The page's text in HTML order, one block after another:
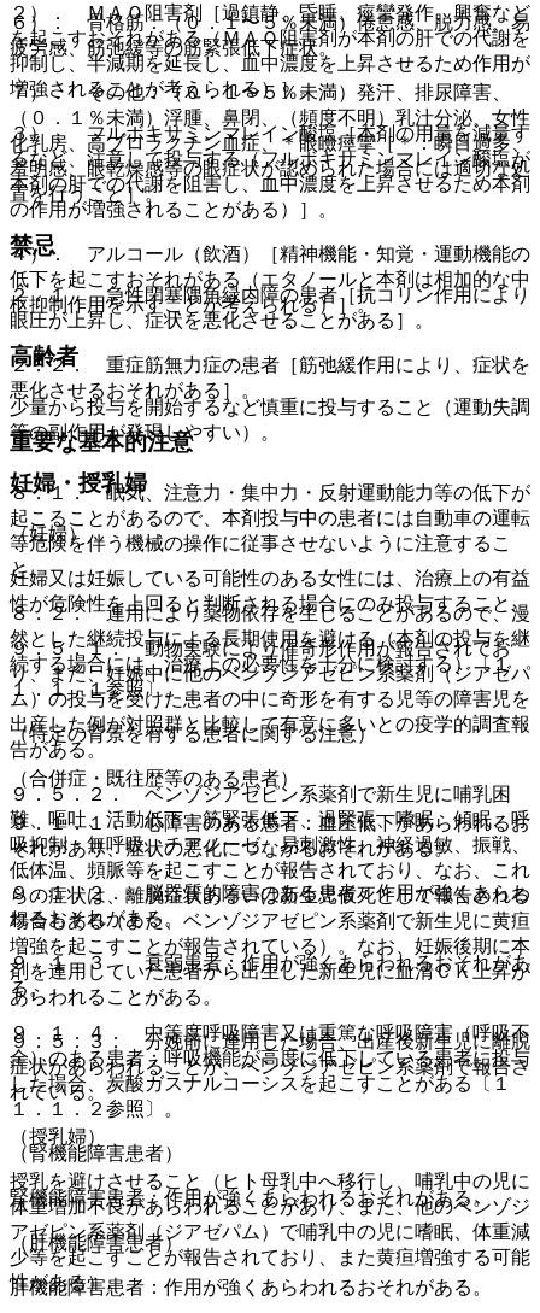
２）． ＭＡＯ阻害剤［過鎮静、昏睡、痙攣発作、興奮など
を起こすおそれがある（ＭＡＯ阻害剤が本剤の肝での代謝を
抑制し、半減期を延長し、血中濃度を上昇させるため作用が
増強されることが考えられる）］。
３）． フルボキサミンマレイン酸塩［本剤の用量を減量す
るなど、注意して投与する（フルボキサミンマレイン酸塩が
本剤の肝での代謝を阻害し、血中濃度を上昇させるため本剤
の作用が増強されることがある）］。
４）． アルコール（飲酒）［精神機能・知覚・運動機能の
低下を起こすおそれがある（エタノールと本剤は相加的な中
枢抑制作用を示すことが考えられる）］。
高齢者
少量から投与を開始するなど慎重に投与すること（運動失調
等の副作用が発現しやすい）。
妊婦・授乳婦
（妊婦）
妊婦又は妊娠している可能性のある女性には、治療上の有益
性が危険性を上回ると判断される場合にのみ投与すること。
９．５．１． 動物実験により催奇形作用が報告されてお
り、また、妊娠中に他のベンゾジアゼピン系薬剤（ジアゼパ
ム）の投与を受けた患者の中に奇形を有する児等の障害児を
出産した例が対照群と比較して有意に多いとの疫学的調査報
告がある。
９．５．２． ベンゾジアゼピン系薬剤で新生児に哺乳困
難、嘔吐、活動低下、筋緊張低下、過緊張、嗜眠、傾眠、呼
吸抑制・無呼吸、チアノーゼ、易刺激性、神経過敏、振戦、
低体温、頻脈等を起こすことが報告されており、なお、これ
らの症状は、離脱症状あるいは新生児仮死として報告される
場合もある（また、ベンゾジアゼピン系薬剤で新生児に黄疸
増強を起こすことが報告されている）。なお、妊娠後期に本
剤を連用していた患者から出生した新生児に血清ＣＫ上昇が
あらわれることがある。
９．５．３． 分娩前に連用した場合、出産後新生児に離脱
症状があらわれることが、ベンゾジアゼピン系薬剤で報告さ
れている。
（授乳婦）
授乳を避けさせること（ヒト母乳中へ移行し、哺乳中の児に
体重増加不良があらわれることがあり、また、他のベンゾジ
アゼピン系薬剤（ジアゼパム）で哺乳中の児に嗜眠、体重減
少等を起こすことが報告されており、また黄疸増強する可能
性がある）。
６）． 骨格筋：（０．１〜５％未満）倦怠感、脱力感、易
疲労感、筋弛緩等の筋緊張低下症状。
７）． その他：（０．１〜５％未満）発汗、排尿障害、
（０．１％未満）浮腫、鼻閉、（頻度不明）乳汁分泌、女性
化乳房、高プロラクチン血症、＊眼瞼痙攣［＊：瞬目過多、
羞明感、眼乾燥感等の眼症状が認められた場合には適切な処
置を行うこと］。
禁忌
２．１． 急性閉塞隅角緑内障の患者［抗コリン作用により
眼圧が上昇し、症状を悪化させることがある］。
２．２． 重症筋無力症の患者［筋弛緩作用により、症状を
悪化させるおそれがある］。
重要な基本的注意
８．１． 眠気、注意力・集中力・反射運動能力等の低下が
起こることがあるので、本剤投与中の患者には自動車の運転
等危険を伴う機械の操作に従事させないように注意するこ
と。
８．２． 連用により薬物依存を生じることがあるので、漫
然とした継続投与による長期使用を避ける（本剤の投与を継
続する場合には、治療上の必要性を十分に検討する）〔１
１．１．１参照〕。
（特定の背景を有する患者に関する注意）
（合併症・既往歴等のある患者）
９．１．１． 心障害のある患者：血圧低下があらわれるお
それがあり、症状の悪化につながるおそれがある。
９．１．２． 脳器質的障害のある患者：作用が強くあらわ
れるおそれがある。
９．１．３． 衰弱患者：作用が強くあらわれるおそれがあ
る。
９．１．４． 中等度呼吸障害又は重篤な呼吸障害（呼吸不
全）のある患者：呼吸機能が高度に低下している患者に投与
した場合、炭酸ガスナルコーシスを起こすことがある〔１
１．１．２参照〕。
（腎機能障害患者）
腎機能障害患者：作用が強くあらわれるおそれがある。
（肝機能障害患者）
肝機能障害患者：作用が強くあらわれるおそれがある。